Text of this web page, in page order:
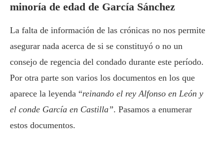
minoría de edad de García Sánchez
La falta de información de las crónicas no nos permite
asegurar nada acerca de si se constituyó o no un
consejo de regencia del condado durante este período.
Por otra parte son varios los documentos en los que
aparece la leyenda “reinando el rey Alfonso en León y
el conde García en Castilla”. Pasamos a enumerar
estos documentos.